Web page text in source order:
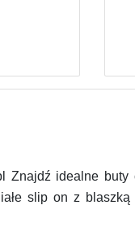
Znajdź idealne
slip on z